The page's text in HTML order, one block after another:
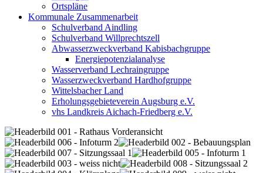
Ortspläne
Kommunale Zusammenarbeit
Schulverband Aindling
Schulverband Willprechtszell
Abwasserzweckverband Kabisbachgruppe
Energiepotenzialanalyse
Wasserverband Lechraingruppe
Wasserzweckverband Hardhofgruppe
Wittelsbacher Land
Erholungsgebieteverein Augsburg e.V.
vhs Landkreis Aichach-Friedberg e.V.